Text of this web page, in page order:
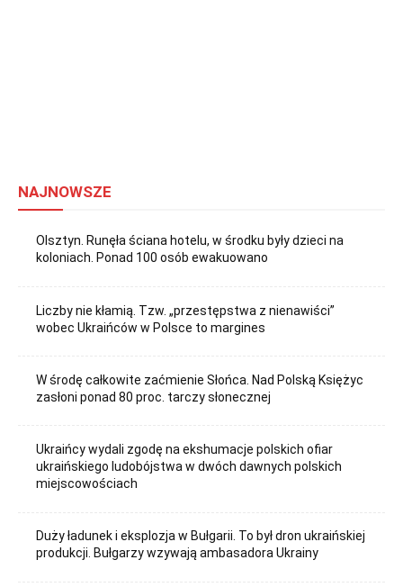
NAJNOWSZE
Olsztyn. Runęła ściana hotelu, w środku były dzieci na
koloniach. Ponad 100 osób ewakuowano
Liczby nie kłamią. Tzw. „przestępstwa z nienawiści”
wobec Ukraińców w Polsce to margines
W środę całkowite zaćmienie Słońca. Nad Polską Księżyc
zasłoni ponad 80 proc. tarczy słonecznej
Ukraińcy wydali zgodę na ekshumacje polskich ofiar
ukraińskiego ludobójstwa w dwóch dawnych polskich
miejscowościach
Duży ładunek i eksplozja w Bułgarii. To był dron ukraińskiej
produkcji. Bułgarzy wzywają ambasadora Ukrainy